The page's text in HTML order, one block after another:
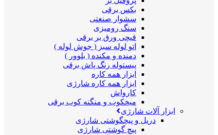
بکس برقی
سشوار صنعتی
سنگ رومیزی
قیچی ورق بر برقی
اتو لوله سبز ( جوش لوله )
دمنده و مکنده ( بلوور )
پیستوله رنگ پاش برقی
ابزار همه کاره
ابزار همه کاره شارژی
کارواش
میخکوب و منگنه کوب برقی
ابزار آلات شارژی
دریل و پیچگوشتی شارژی
پیچ گوشتی شارژی